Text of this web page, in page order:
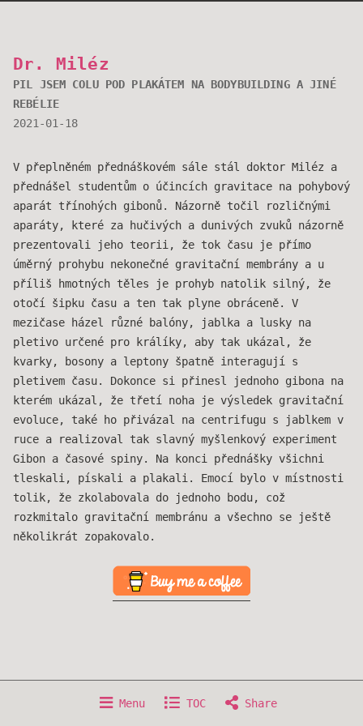
Dr. Miléz
PIL JSEM COLU POD PLAKÁTEM NA BODYBUILDING A JINÉ
REBÉLIE
2021-01-18
V přeplněném přednáškovém sále stál doktor Miléz a
přednášel studentům o účincích gravitace na pohybový
aparát třínohých gibonů. Názorně točil rozličnými
aparáty, které za hučivých a dunivých zvuků názorně
prezentovali jeho teorii, že tok času je přímo
úměrný prohybu nekonečné gravitační membrány a u
příliš hmotných těles je prohyb natolik silný, že
otočí šipku času a ten tak plyne obráceně. V
mezičase házel různé balóny, jablka a lusky na
pletivo určené pro králíky, aby tak ukázal, že
kvarky, bosony a leptony špatně interagují s
pletivem času. Dokonce si přinesl jednoho gibona na
kterém ukázal, že třetí noha je výsledek gravitační
evoluce, také ho přivázal na centrifugu s jablkem v
ruce a realizoval tak slavný myšlenkový experiment
Gibon a časové spiny. Na konci přednášky všichni
tleskali, pískali a plakali. Emocí bylo v místnosti
tolik, že zkolabovala do jednoho bodu, což
rozkmitalo gravitační membránu a všechno se ještě
několikrát zopakovalo.
Menu TOC Share
Copyright © 2016-2026 otecfura